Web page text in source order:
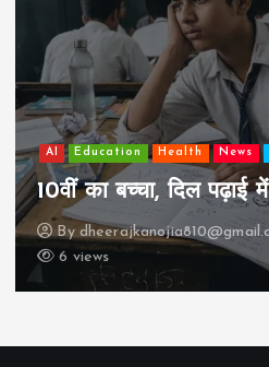
AI Education Lifestyle
झुग्गी में रहने वाला
कैसे “बड़ा आदमी” बन
By
17 views